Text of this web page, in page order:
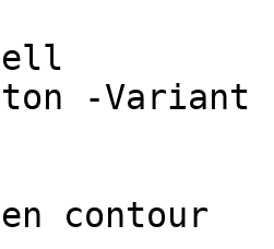
contour